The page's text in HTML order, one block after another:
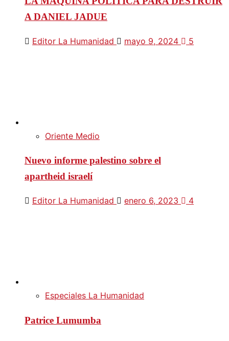
A DANIEL JADUE
Editor La Humanidad mayo 9, 2024 5
Oriente Medio
Nuevo informe palestino sobre el
apartheid israelí
Editor La Humanidad enero 6, 2023 4
Especiales La Humanidad
Patrice Lumumba